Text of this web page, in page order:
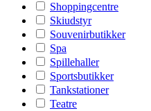
Shoppingcentre
Skiudstyr
Souvenirbutikker
Spa
Spillehaller
Sportsbutikker
Tankstationer
Teatre